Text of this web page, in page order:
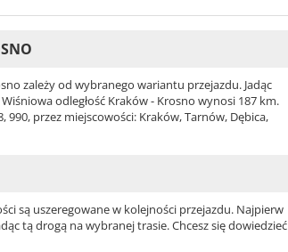
zależy od wybranego wariantu przejazdu. Jadąc
odległość Kraków - Krosno wynosi 187 km.
990, przez miejscowości: Kraków, Tarnów, Dębica,
są uszeregowane w kolejności przejazdu. Najpierw
tą drogą na wybranej trasie. Chcesz się dowiedzieć